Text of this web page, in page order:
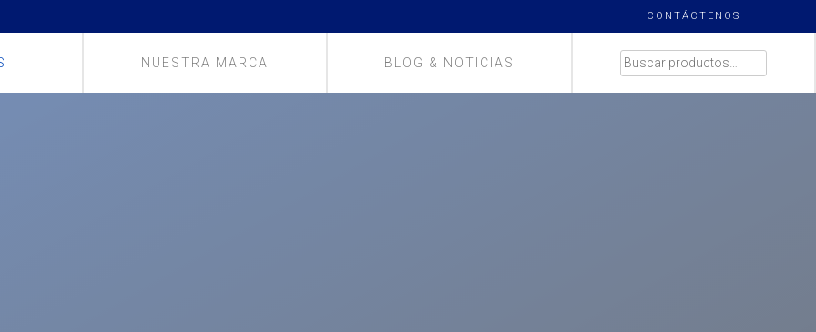
CONTÁCTENOS
NUESTRA MARCA BLOG & NOTICIAS BUSCAR